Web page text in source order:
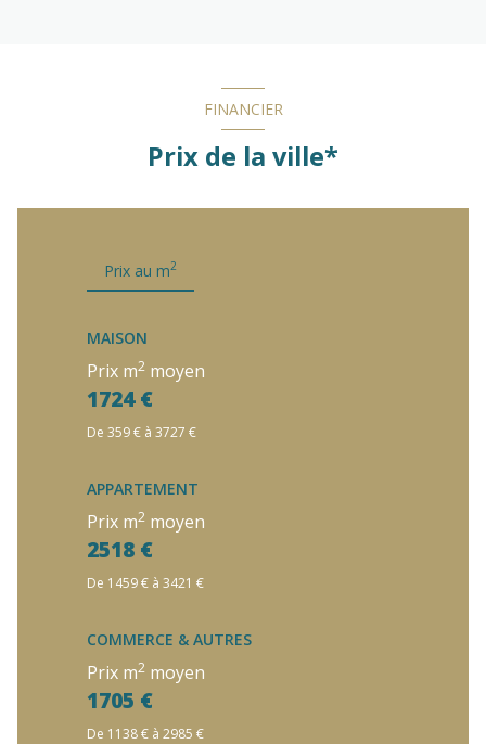
FINANCIER
Prix de la ville*
Prix au m2
MAISON
Prix m2 moyen
1724 €
De 359 € à 3727 €
APPARTEMENT
Prix m2 moyen
2518 €
De 1459 € à 3421 €
COMMERCE & AUTRES
Prix m2 moyen
1705 €
De 1138 € à 2985 €